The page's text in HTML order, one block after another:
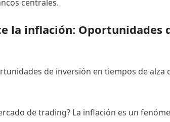
centrales.
la inflación: Oportunidades
de inversión en tiempos de alza
de trading? La inflación es un